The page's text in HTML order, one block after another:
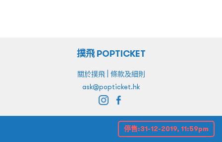
停售:31-12-2019, 11:59pm
撲飛 POPTICKET
關於撲飛| 條款及細則
ask@popticket.hk